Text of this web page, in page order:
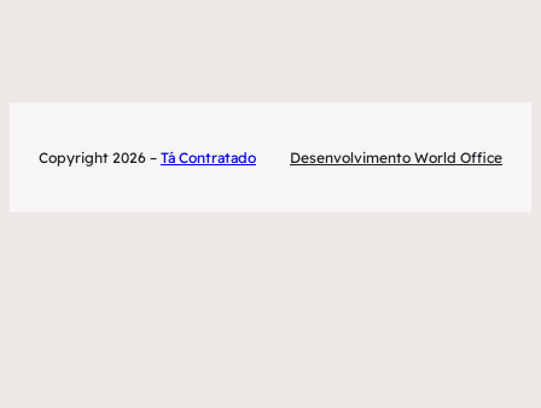
Copyright 2026 – Tá Contratado Desenvolvimento World Office